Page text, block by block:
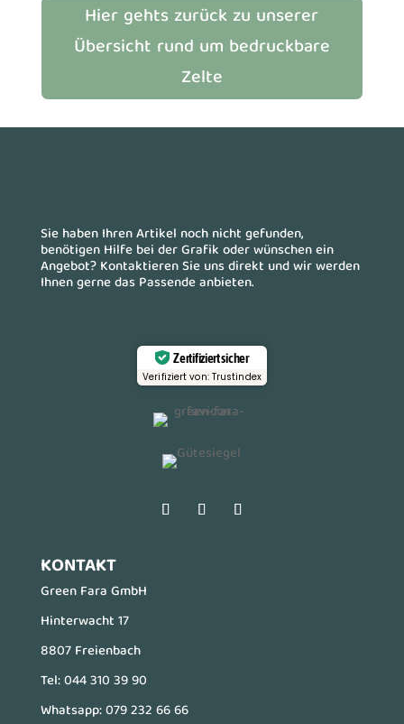
Hier gehts zurück zu unserer
Übersicht rund um bedruckbare
Zelte
Sie haben Ihren Artikel noch nicht gefunden,
benötigen Hilfe bei der Grafik oder wünschen ein
Angebot? Kontaktieren Sie uns direkt und wir werden
Ihnen gerne das Passende anbieten.
Zertifiziert sicher
Verifiziert von: Trustindex
KONTAKT
Green Fara GmbH
Hinterwacht 17
8807 Freienbach
Tel:044 310 39 90
Whatsapp:079 232 66 66